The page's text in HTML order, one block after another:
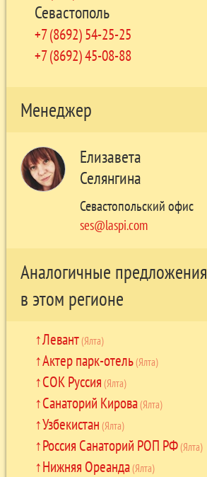
Севастополь
+7 (8692) 54-25-25
+7 (8692) 45-08-88
Менеджер
Елизавета
Селянгина
Севастопольский офис
ses@laspi.com
Аналогичные предложения
в этом регионе
Левант(Ялта)
Актер парк-отель(Ялта)
СОК Руссия (Ялта)
Санаторий Кирова(Ялта)
Узбекистан (Ялта)
Россия Санаторий РОП РФ(Ялта)
Нижняя Ореанда(Ялта)